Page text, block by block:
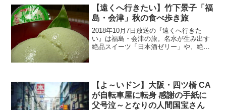
【遠くへ行きたい】竹下景子「福
島・会津」秋の食べ歩き旅
2018年10月7日放送の『遠くへ行きた
い』は福島・会津の旅。名水が生み出す
絶品スイーツ「日本酒ゼリー」や、絶品
【よ～いドン】大阪・四ツ橋 CA
が自転車屋に転身 感謝の手紙に
父号泣～となりの人間国宝さん